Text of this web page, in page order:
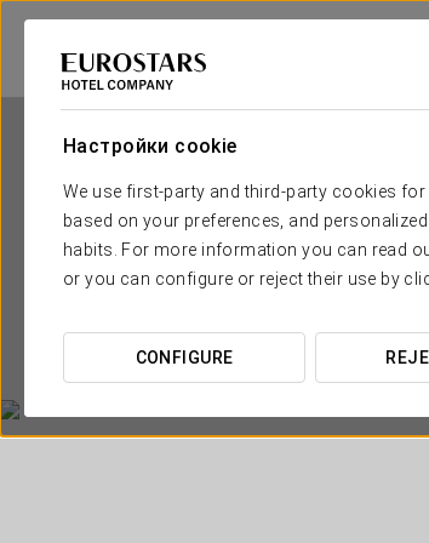
Настройки cookie
We use first-party and third-party cookies
based on your preferences, and
habits. For more information you can read
or you can configure or reject their use by
CONFIGURE